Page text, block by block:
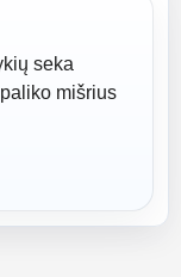
seka
mišrius